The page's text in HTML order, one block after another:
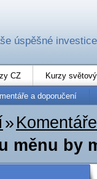
úspěšné investice
CZ Kurzy
a doporučení
»
měnu by